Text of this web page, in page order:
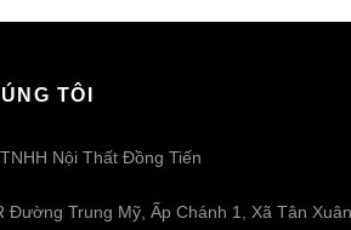
TÔI
Nội Thất Đồng Tiến
Đường Trung Mỹ, Ấp Chánh 1, Xã Tân